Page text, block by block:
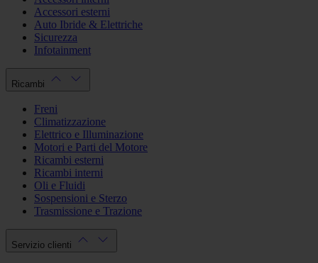
Accessori esterni
Auto Ibride & Elettriche
Sicurezza
Infotainment
Ricambi
Freni
Climatizzazione
Elettrico e Illuminazione
Motori e Parti del Motore
Ricambi esterni
Ricambi interni
Oli e Fluidi
Sospensioni e Sterzo
Trasmissione e Trazione
Servizio clienti